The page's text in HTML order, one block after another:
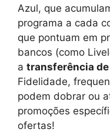
Azul, que
programa a cada
que pontuam em
bancos (como
a transferência
Fidelidade,
podem dobrar ou
promoções
ofertas!